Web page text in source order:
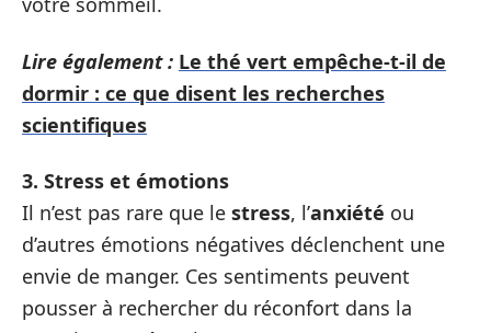
Lire également : Le thé vert empêche-t-il de
dormir : ce que disent les recherches
scientifiques
3. Stress et émotions
Il n’est pas rare que le stress, l’anxiété ou
d’autres émotions négatives déclenchent une
envie de manger. Ces sentiments peuvent
pousser à rechercher du réconfort dans la